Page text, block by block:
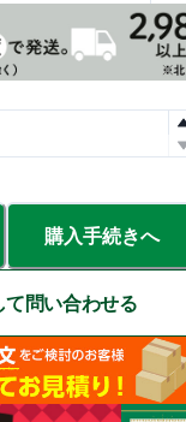
購入手続きへ
問い合わせる